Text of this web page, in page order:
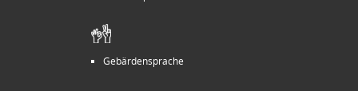
Gebärdensprache